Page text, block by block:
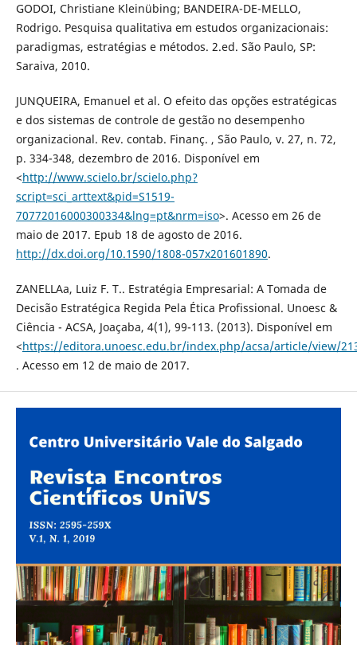
GODOI, Christiane Kleinübing; BANDEIRA-DE-MELLO,
Rodrigo. Pesquisa qualitativa em estudos organizacionais:
paradigmas, estratégias e métodos. 2.ed. São Paulo, SP:
Saraiva, 2010.
JUNQUEIRA, Emanuel et al. O efeito das opções estratégicas
e dos sistemas de controle de gestão no desempenho
organizacional. Rev. contab. Finanç. , São Paulo, v. 27, n. 72,
p. 334-348, dezembro de 2016. Disponível em
<http://www.scielo.br/scielo.php?
script=sci_arttext&pid=S1519-
70772016000300334&lng=pt&nrm=iso>. Acesso em 26 de
maio de 2017. Epub 18 de agosto de 2016.
http://dx.doi.org/10.1590/1808-057x201601890.
ZANELLAa, Luiz F. T.. Estratégia Empresarial: A Tomada de
Decisão Estratégica Regida Pela Ética Profissional. Unoesc &
Ciência - ACSA, Joaçaba, 4(1), 99-113. (2013). Disponível em
<https://editora.unoesc.edu.br/index.php/acsa/article/view/
. Acesso em 12 de maio de 2017.